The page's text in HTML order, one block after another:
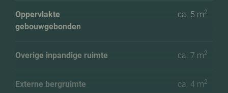
Oppervlakte
gebouwgebonden
ca. 5 m2
Overige inpandige ruimte ca. 7 m2
Externe bergruimte ca. 4 m2